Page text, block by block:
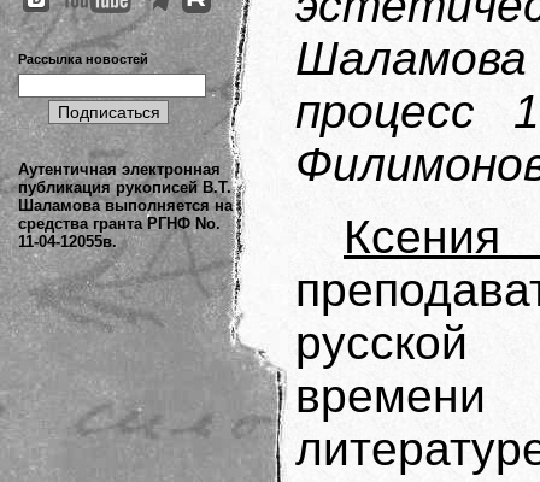
Рассылка новостей
Аутентичная электронная
публикация рукописей В.Т.
Шаламова выполняется на
средства гранта РГНФ No.
11-04-12055в.
процесс
Ксения
русской